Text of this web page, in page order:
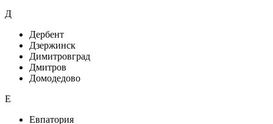
Д
Дербент
Дзержинск
Димитровград
Дмитров
Домодедово
Е
Евпатория